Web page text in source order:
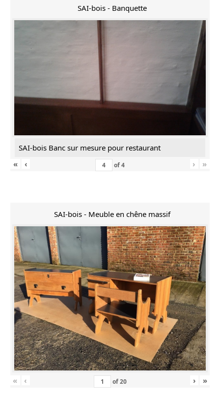
SAI-bois - Banquette
SAI-bois Banc sur mesure pour restaurant
«
‹ of4 › »
SAI-bois - Meuble en chêne massif
« ‹ of20 › »